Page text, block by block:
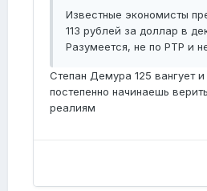
Известные экономисты
113 рублей за доллар в
Разумеется, не по РТР и
Степан Демура 125 вангует
постепенно начинаешь
реалиям